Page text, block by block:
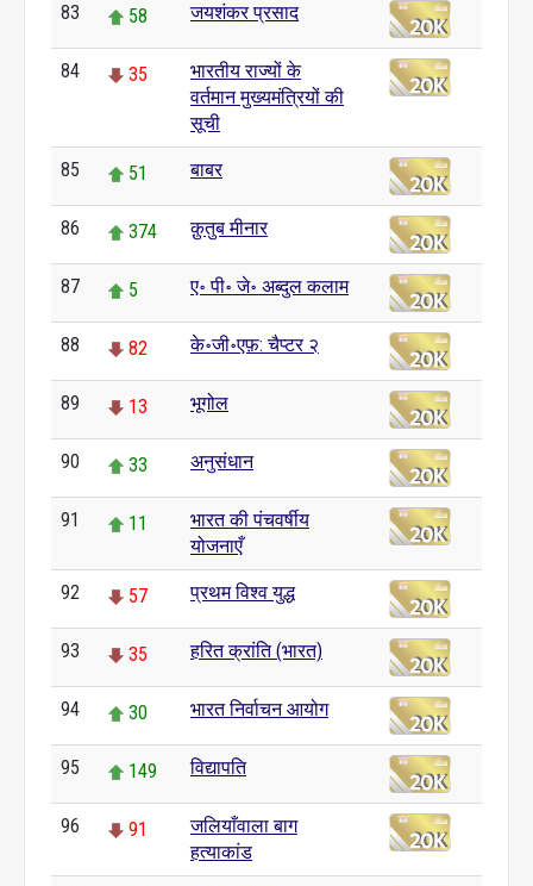
83 58 जयशंकर प्रसाद
84 35
भारतीय राज्यों के
वर्तमान मुख्यमंत्रियों की
सूची
85 51 बाबर
86 374 क़ुतुब मीनार
87 5 ए॰ पी॰ जे॰ अब्दुल कलाम
88 82 के॰जी॰एफ़: चैप्टर २
89 13 भूगोल
90 33 अनुसंधान
91 11
भारत की पंचवर्षीय
योजनाएँ
92 57 प्रथम विश्व युद्ध
93 35 हरित क्रांति (भारत)
94 30 भारत निर्वाचन आयोग
95 149 विद्यापति
96 91
जलियाँवाला बाग
हत्याकांड